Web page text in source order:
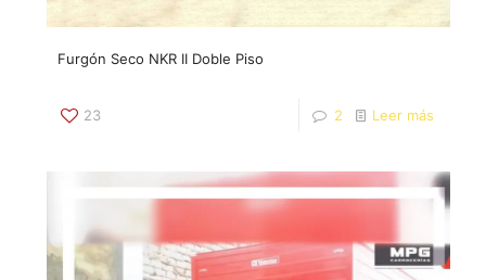
Furgón Seco NKR II Doble Piso
23 2 Leer más